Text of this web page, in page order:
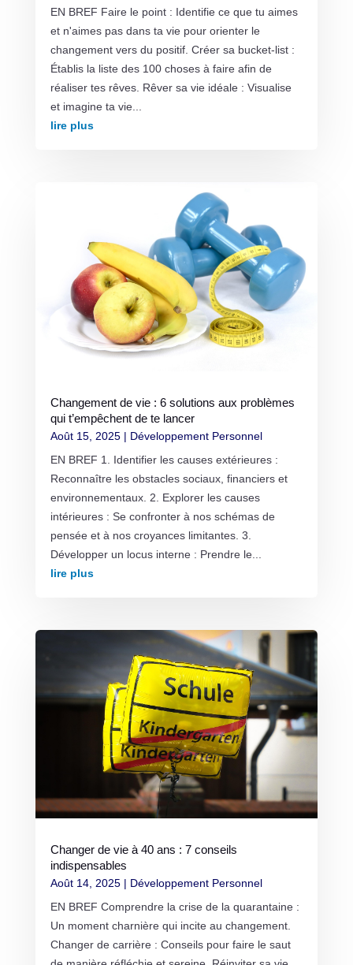
EN BREF Faire le point : Identifie ce que tu aimes
et n'aimes pas dans ta vie pour orienter le
changement vers du positif. Créer sa bucket-list :
Établis la liste des 100 choses à faire afin de
réaliser tes rêves. Rêver sa vie idéale : Visualise
et imagine ta vie...
lire plus
Changement de vie : 6 solutions aux problèmes
qui t’empêchent de te lancer
Août 15, 2025| Développement Personnel
EN BREF 1. Identifier les causes extérieures :
Reconnaître les obstacles sociaux, financiers et
environnementaux. 2. Explorer les causes
intérieures : Se confronter à nos schémas de
pensée et à nos croyances limitantes. 3.
Développer un locus interne : Prendre le...
lire plus
Changer de vie à 40 ans : 7 conseils
indispensables
Août 14, 2025| Développement Personnel
EN BREF Comprendre la crise de la quarantaine :
Un moment charnière qui incite au changement.
Changer de carrière : Conseils pour faire le saut